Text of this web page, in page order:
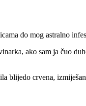
do mog astralno
ako sam ja čuo
blijedo crvena,